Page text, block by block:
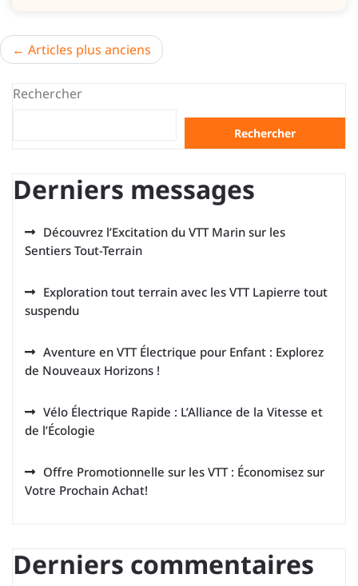
Navigation
des
articles
Articles plus anciens
Rechercher
Rechercher
Derniers messages
Découvrez l’Excitation du VTT Marin sur les
Sentiers Tout-Terrain
Exploration tout terrain avec les VTT Lapierre tout
suspendu
Aventure en VTT Électrique pour Enfant : Explorez
de Nouveaux Horizons !
Vélo Électrique Rapide : L’Alliance de la Vitesse et
de l’Écologie
Offre Promotionnelle sur les VTT : Économisez sur
Votre Prochain Achat!
Derniers commentaires